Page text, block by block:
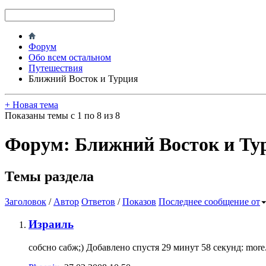
Форум
Обо всем остальном
Путешествия
Ближний Восток и Турция
+ Новая тема
Показаны темы с 1 по 8 из 8
Форум: Ближний Восток и
Темы раздела
Заголовок / Автор Ответов /Показов Последнее сообщение от
Израиль
собсно сабж;) Добавлено спустя 29 минут 58 секунд: